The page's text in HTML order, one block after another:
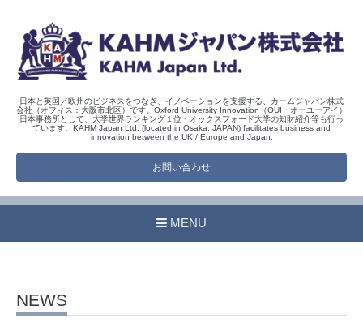
日本と英国／欧州のビジネスをつなぎ、イノベーションを支援する、カームジャパン株式
会社（オフィス：大阪市北区）です。Oxford University Innovation（OUI・オーユーアイ）
日本事務所として、大学世界ランキング１位・オックスフォード大学の知財紹介等も行っ
ています。KAHM Japan Ltd. (located in Osaka, JAPAN) facilitates business and
innovation between the UK / Europe and Japan.
お問い合わせ
MENU
NEWS